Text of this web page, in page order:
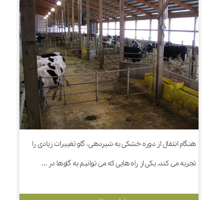
هنگام انتقال از دوره خشکی به شیردهی، گاو تغییرات زیادی را
تجربه می کند. یکی از راه هایی که می توانیم به گاوها در ...